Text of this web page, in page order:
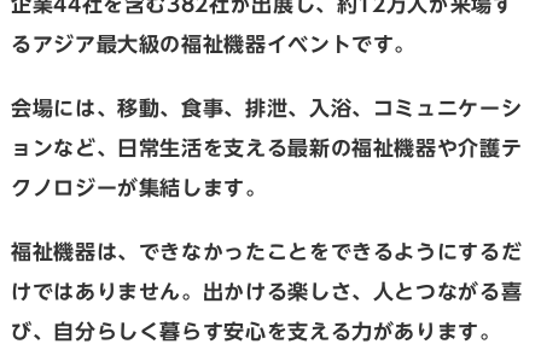
企業44社を含む382社が出展し、約12万人が来場す
るアジア最大級の福祉機器イベントです。
会場には、移動、食事、排泄、入浴、コミュニケーシ
ョンなど、日常生活を支える最新の福祉機器や介護テ
クノロジーが集結します。
福祉機器は、できなかったことをできるようにするだ
けではありません。出かける楽しさ、人とつながる喜
び、自分らしく暮らす安心を支える力があります。